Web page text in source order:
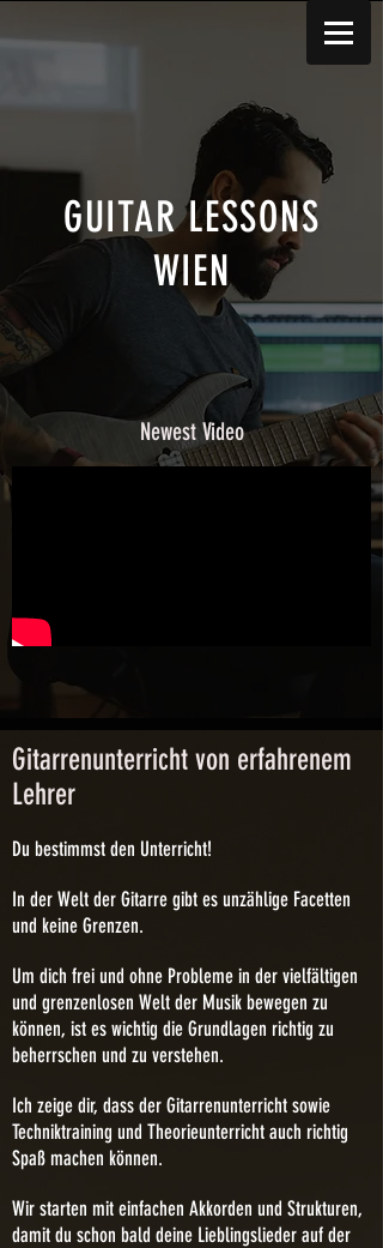
GUITAR LESSONS
WIEN
Newest Video
Gitarrenunterricht von erfahrenem
Lehrer
Du bestimmst den Unterricht!
In der Welt der Gitarre gibt es unzählige Facetten
und keine Grenzen.
Um dich frei und ohne Probleme in der vielfältigen
und grenzenlosen Welt der Musik bewegen zu
können, ist es wichtig die Grundlagen richtig zu
beherrschen und zu verstehen.
Ich zeige dir, dass der Gitarrenunterricht sowie
Techniktraining und Theorieunterricht auch richtig
Spaß machen können.
Wir starten mit einfachen Akkorden und Strukturen,
damit du schon bald deine Lieblingslieder auf der